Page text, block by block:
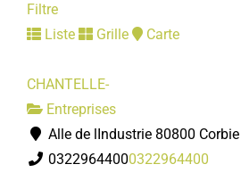
Filtre
Liste
Grille Carte
CHANTELLE-
Entreprises
Alle de lIndustrie 80800 Corbie
03229644000322964400